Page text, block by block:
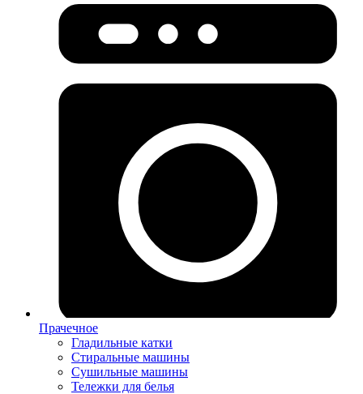
Прачечное
Гладильные катки
Стиральные машины
Сушильные машины
Тележки для белья